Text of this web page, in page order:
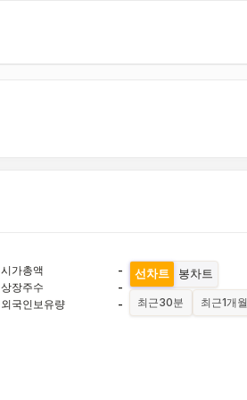
시가총액
-
상장주수
-
외국인보유량
-
선차트 봉차트
최근30분 최근1개월